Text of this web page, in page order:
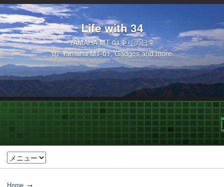
Life with 34
YAMAHA MT-01乗りの日常
'07 Yamaha MT-01, Gadges and more.
Home